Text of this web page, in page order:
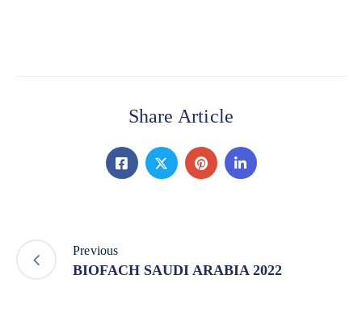
Share Article
Previous
BIOFACH SAUDI ARABIA 2022